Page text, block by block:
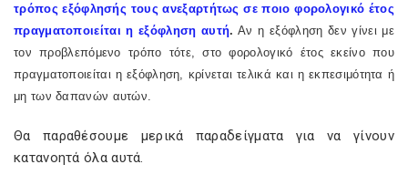
τρόπος εξόφλησής τους ανεξαρτήτως σε ποιο φορολογικό έτος
πραγματοποιείται η εξόφληση αυτή. Αν η εξόφληση δεν γίνει με
τον προβλεπόμενο τρόπο τότε, στο φορολογικό έτος εκείνο που
πραγματοποιείται η εξόφληση, κρίνεται τελικά και η εκπεσιμότητα ή
μη των δαπανών αυτών.
Θα παραθέσουμε μερικά παραδείγματα για να γίνουν
κατανοητά όλα αυτά.